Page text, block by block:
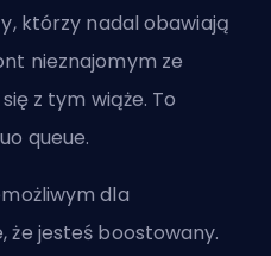
którzy nadal obawiają
nieznajomym ze
z tym wiąże. To
queue.
dla
że jesteś boostowany.